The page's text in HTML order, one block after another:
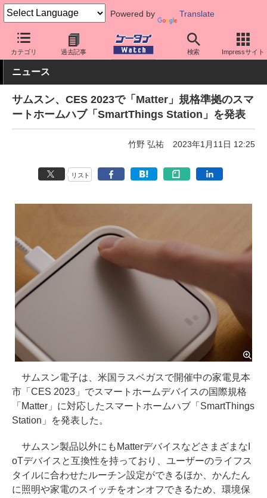
Powered by Translate
カテゴリ 過去記事 検索 Impressサイト
ケータイ Watch OS Android Galaxy
ニュース
サムスン、CES 2023で「Matter」規格準拠のスマ
ートホームハブ「SmartThings Station」を発表
竹野 弘祐 2023年1月11日 12:25
リスト
サムスン電子は、米国ラスベガスで開催中の家電見本
市「CES 2023」でスマートホームデバイスの国際規格
「Matter」に対応したスマートホームハブ「SmartThings
Station」を発表した。
サムスン製品以外にもMatterデバイスなどさまざまなI
oTデバイスと互換性を持っており、ユーザーのライフス
タイルに合わせたルーチン設定ができるほか、かんたん
に照明や家電のスイッチをオンオフできるため、環境保